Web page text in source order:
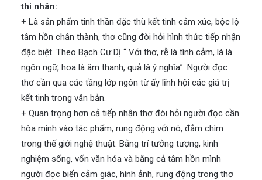
thi nhân:
+ Là sản phẩm tinh thần đặc thù kết tinh cảm xúc, bộc lộ
tâm hồn chân thành, thơ cũng đòi hỏi hình thức tiếp nhận
đặc biệt. Theo Bạch Cư Dị “ Với thơ, rễ là tình cảm, lá là
ngôn ngữ, hoa là âm thanh, quả là ý nghĩa”. Người đọc
thơ cần qua các tầng lớp ngôn từ ấy lĩnh hội các giá trị
kết tinh trong văn bản.
+ Quan trọng hơn cả tiếp nhận thơ đòi hỏi người đọc cần
hòa mình vào tác phẩm, rung động với nó, đắm chìm
trong thế giới nghệ thuật. Bằng trí tưởng tượng, kinh
nghiệm sống, vốn văn hóa và bằng cả tâm hồn mình
người đọc biến cảm giác, hình ảnh, rung động trong thơ